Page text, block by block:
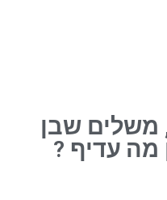
משלים שבן
מה עדיף ?